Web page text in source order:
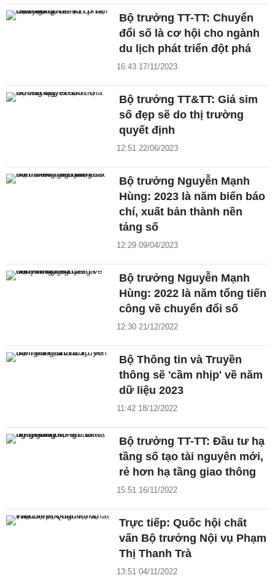
Bộ trưởng TT-TT: Chuyển
đổi số là cơ hội cho ngành
du lịch phát triển đột phá
16:43 17/11/2023
Bộ trưởng TT&TT: Giá sim
số đẹp sẽ do thị trường
quyết định
12:51 22/06/2023
Bộ trưởng Nguyễn Mạnh
Hùng: 2023 là năm biến báo
chí, xuất bản thành nền
tảng số
12:29 09/04/2023
Bộ trưởng Nguyễn Mạnh
Hùng: 2022 là năm tổng tiến
công về chuyển đổi số
12:30 21/12/2022
Bộ Thông tin và Truyền
thông sẽ 'cầm nhịp' về năm
dữ liệu 2023
11:42 18/12/2022
Bộ trưởng TT-TT: Đầu tư hạ
tầng số tạo tài nguyên mới,
rẻ hơn hạ tầng giao thông
15:51 16/11/2022
Trực tiếp: Quốc hội chất
vấn Bộ trưởng Nội vụ Phạm
Thị Thanh Trà
13:51 04/11/2022